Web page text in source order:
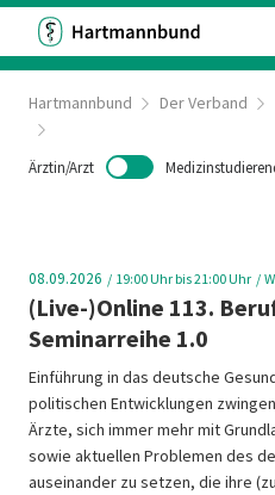
Hartmannbund Der Verband
Ärztin/Arzt
08.09.2026 19:00Uhr bis 21:00 Uhr
(Live-)Online 113.
Seminarreihe 1.0
Einführung in das deutsche
politischen Entwicklungen
Ärzte, sich immer mehr mit
sowie aktuellen Problemen des
auseinander zu setzen, die ihre